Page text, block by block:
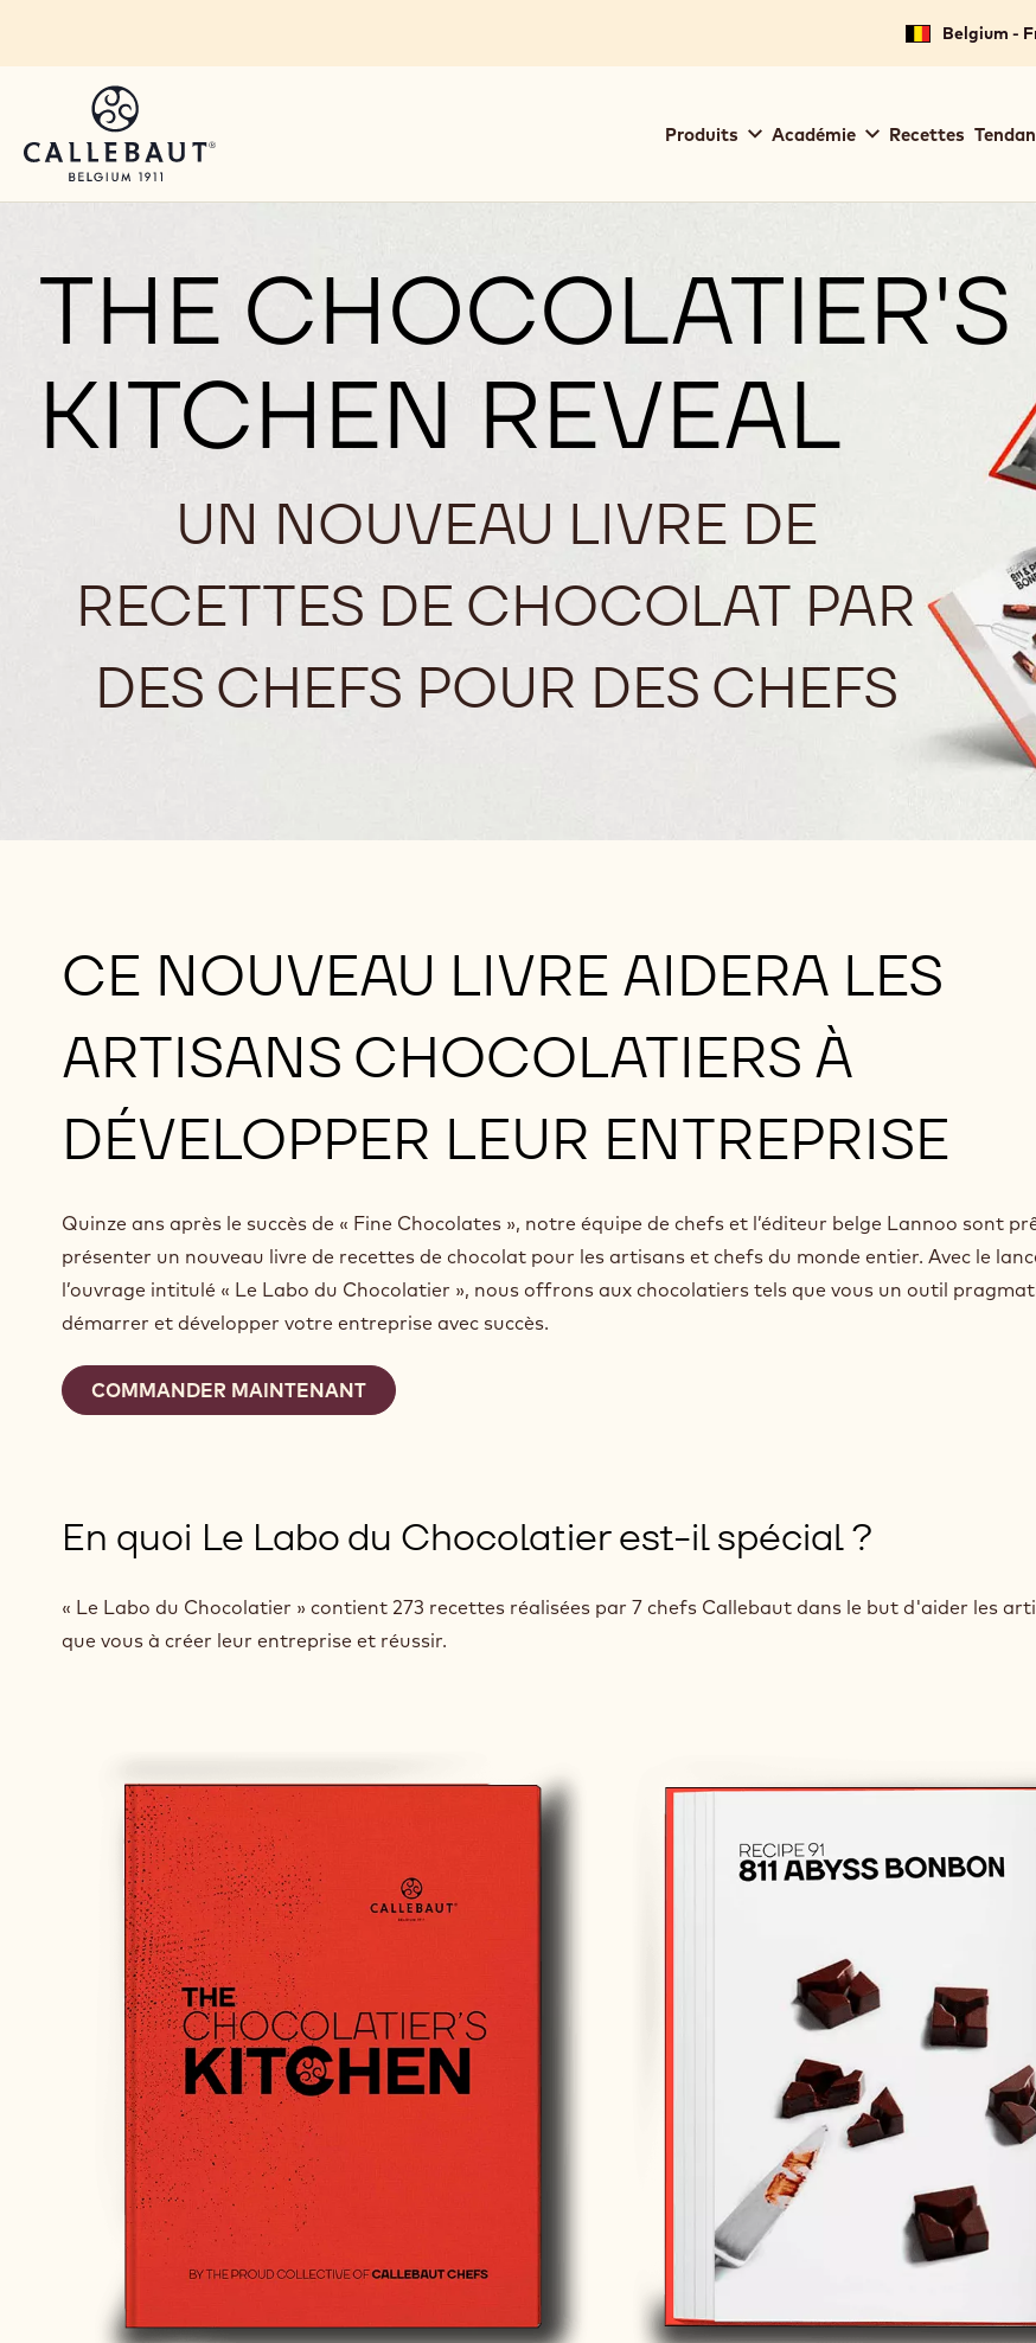
Belgium -
navigation
Produits Académie Recettes
THE CHOCOLATIER'S
KITCHEN REVEAL
UN NOUVEAU LIVRE DE
RECETTES DE CHOCOLAT PAR
DES CHEFS POUR DES CHEFS
CE NOUVEAU LIVRE AIDERA LES
ARTISANS CHOCOLATIERS À
DÉVELOPPER LEUR ENTREPRISE
Quinze ans après le succès de « Fine Chocolates », notre équipe de chefs et l’éditeur belge Lannoo sont
présenter un nouveau livre de recettes de chocolat pour les artisans et chefs du monde entier. Avec le
l’ouvrage intitulé « Le Labo du Chocolatier », nous offrons aux chocolatiers tels que vous un outil
démarrer et développer votre entreprise avec succès.
COMMANDER MAINTENANT
En quoi Le Labo du Chocolatier est-il spécial ?
« Le Labo du Chocolatier » contient 273 recettes réalisées par 7 chefs Callebaut dans le but d'aider les
que vous à créer leur entreprise et réussir.